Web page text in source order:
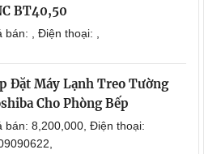
BT40,50
bán: , Điện thoại: ,
Đặt Máy Lạnh Treo Tường
Cho Phòng Bếp
bán: 8,200,000, Điện thoại: